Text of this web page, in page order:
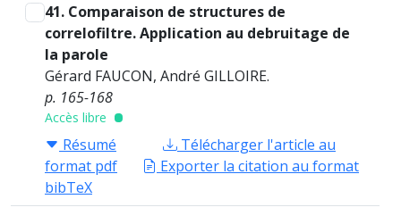
41. Comparaison de structures de
correlofiltre. Application au debruitage de
la parole
Gérard FAUCON, André GILLOIRE.
p. 165-168
Accès libre
Résumé
Télécharger l'article au
format pdf
Exporter la citation au format
bibTeX